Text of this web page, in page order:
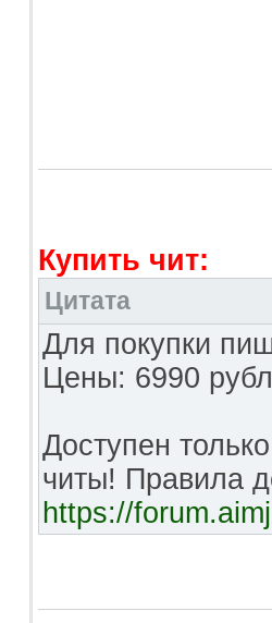
Купить чит:
Цитата
Для покупки
Цены: 6990
Доступен
читы! Правила
https://